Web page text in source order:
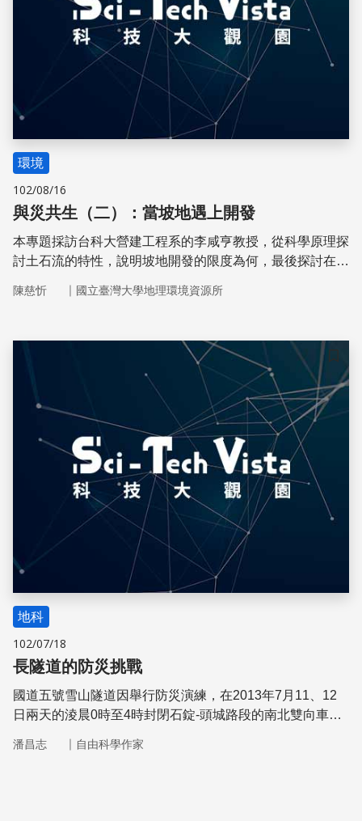
環境
102/08/16
與災共生（二）：當坡地遇上開發
本專題採訪台科大營建工程系的李咸亨教授，從科學原理探
討土石流的特性，說明坡地開發的限度為何，最後探討在台
縮，究竟我們想要的開發是什麼呢？
陳慈忻 ｜ 國立臺灣大學地理環境資源所
儲存
地科
102/07/18
長隧道的防災挑戰
國道五號雪山隧道因舉行防災演練，在2013年7月11、12
日兩天的淩晨0時至4時封閉石錠-頭城路段的南北雙向車
先規劃好防災措施，災害便會擴大。讓我們來看看，在使用
潘昌志 ｜ 自由科學作家